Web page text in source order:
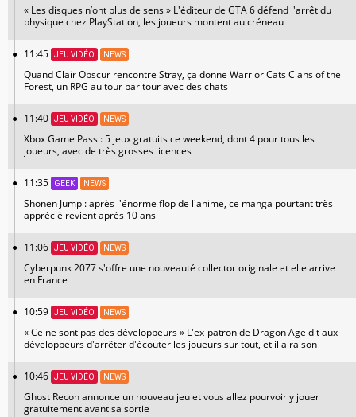
« Les disques n’ont plus de sens » L'éditeur de GTA 6 défend l'arrêt du
physique chez PlayStation, les joueurs montent au créneau
11:45 JEU VIDÉO NEWS
Quand Clair Obscur rencontre Stray, ça donne Warrior Cats Clans of the
Forest, un RPG au tour par tour avec des chats
11:40 JEU VIDÉO NEWS
Xbox Game Pass : 5 jeux gratuits ce weekend, dont 4 pour tous les
joueurs, avec de très grosses licences
11:35 GEEK NEWS
Shonen Jump : après l'énorme flop de l'anime, ce manga pourtant très
apprécié revient après 10 ans
11:06 JEU VIDÉO NEWS
Cyberpunk 2077 s'offre une nouveauté collector originale et elle arrive
en France
10:59 JEU VIDÉO NEWS
« Ce ne sont pas des développeurs » L'ex-patron de Dragon Age dit aux
développeurs d'arrêter d'écouter les joueurs sur tout, et il a raison
10:46 JEU VIDÉO NEWS
Ghost Recon annonce un nouveau jeu et vous allez pourvoir y jouer
gratuitement avant sa sortie